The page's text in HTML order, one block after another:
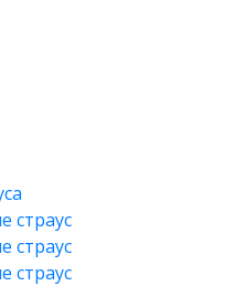
страус
страус
страус